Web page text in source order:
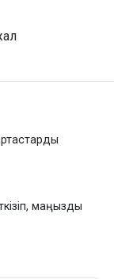
маңызды